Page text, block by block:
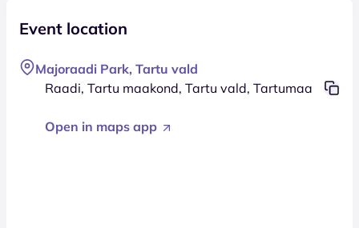
Event location
Majoraadi Park, Tartu vald
Raadi, Tartu maakond, Tartu vald, Tartumaa
Open in maps app